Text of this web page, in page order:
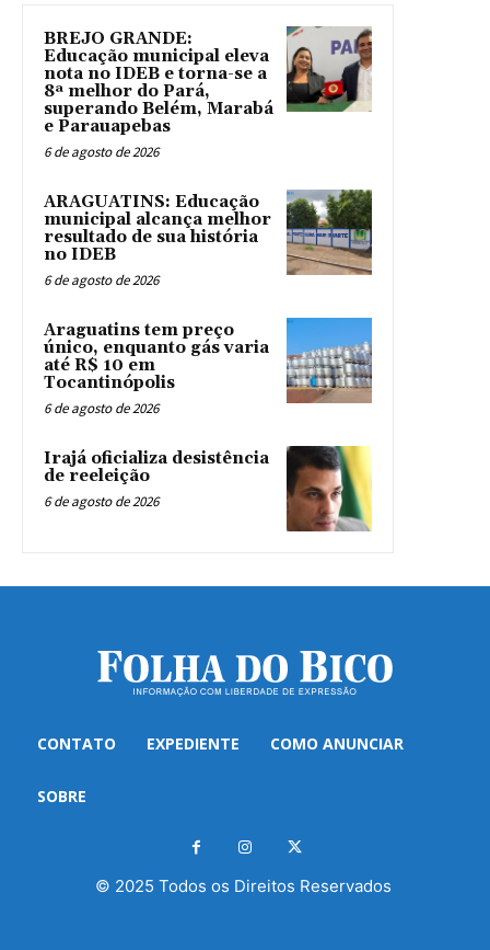
BREJO GRANDE:
Educação municipal eleva
nota no IDEB e torna-se a
8ª melhor do Pará,
superando Belém, Marabá
e Parauapebas
6 de agosto de 2026
ARAGUATINS: Educação
municipal alcança melhor
resultado de sua história
no IDEB
6 de agosto de 2026
Araguatins tem preço
único, enquanto gás varia
até R$ 10 em
Tocantinópolis
6 de agosto de 2026
Irajá oficializa desistência
de reeleição
6 de agosto de 2026
CONTATO EXPEDIENTE COMO ANUNCIAR
SOBRE
© 2025 Todos os Direitos Reservados